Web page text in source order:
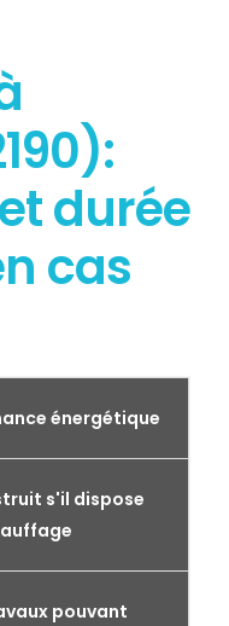
durée
cas
énergétique
s'il dispose
pouvant